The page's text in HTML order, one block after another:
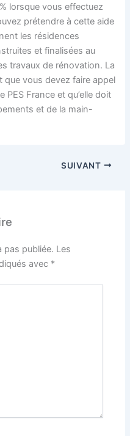
lorsque vous effectuez
prétendre à cette aide
les résidences
et finalisées au
travaux de rénovation. La
que vous devez faire appel
France et qu’elle doit
et de la main-
SUIVANT
pas publiée. Les
avec *